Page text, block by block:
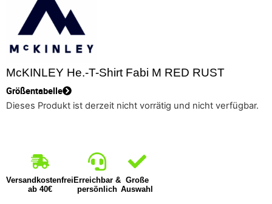
McKINLEY He.-T-Shirt Fabi M RED RUST
Größentabelle
Dieses Produkt ist derzeit nicht vorrätig und nicht verfügbar.
Versandkostenfrei
ab 40€
Erreichbar &
persönlich
Große
Auswahl